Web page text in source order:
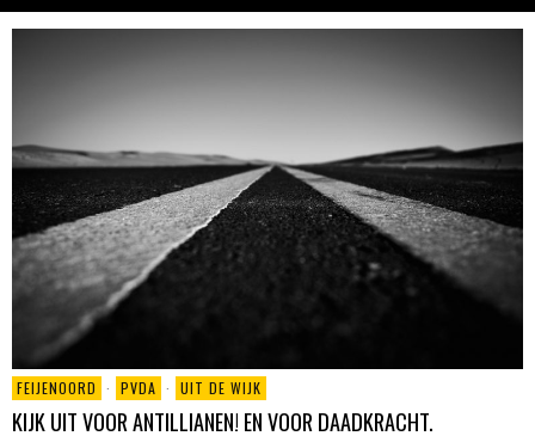
FEIJENOORD · PVDA · UIT DE WIJK
KIJK UIT VOOR ANTILLIANEN! EN VOOR DAADKRACHT.